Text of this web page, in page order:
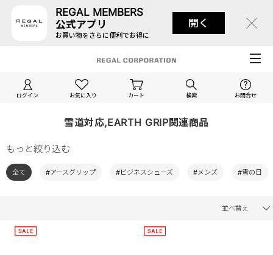
REGAL MEMBERS
公式アプリ
お買い物をさらに便利でお得に
開く
ログイン お気に入り カート 検索 お問合せ
雪道対応,EARTH GRIP関連商品
もっと絞り込む
全て #アースグリップ #ビジネスシューズ #メンズ #雪の日
並べ替え